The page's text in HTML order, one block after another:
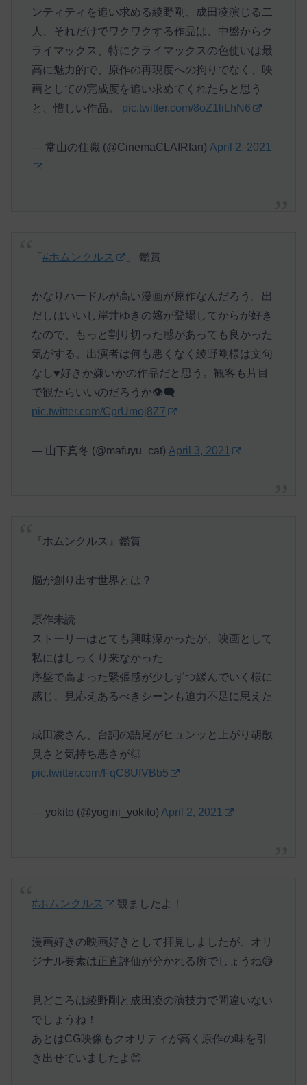
ンティティを追い求める綾野剛、成田凌演じる二
人、それだけでワクワクする作品は、中盤からク
ライマックス、特にクライマックスの色使いは最
高に魅力的で、原作の再現度への拘りでなく、映
画としての完成度を追い求めてくれたらと思う
と、惜しい作品。 pic.twitter.com/8oZ1liLhN6
— 常山の住職 (@CinemaCLAIRfan) April 2, 2021
「 #ホムンクルス 」 鑑賞
かなりハードルが高い漫画が原作なんだろう。出
だしはいいし岸井ゆきの嬢が登場してからが好き
なので、もっと割り切った感があっても良かった
気がする。出演者は何も悪くなく綾野剛様は文句
なし♥️好きか嫌いかの作品だと思う。観客も片目
で観たらいいのだろうか👁‍🗨
pic.twitter.com/CprUmoj8Z7
— 山下真冬 (@mafuyu_cat) April 3, 2021
『ホムンクルス』鑑賞
脳が創り出す世界とは？
原作未読
ストーリーはとても興味深かったが、映画として
私にはしっくり来なかった
序盤で高まった緊張感が少しずつ緩んでいく様に
感じ、見応えあるべきシーンも迫力不足に思えた
成田凌さん、台詞の語尾がヒュンッと上がり胡散
臭さと気持ち悪さが◎
pic.twitter.com/FqC8UfVBb5
— yokito (@yogini_yokito) April 2, 2021
#ホムンクルス 観ましたよ！
漫画好きの映画好きとして拝見しましたが、オリ
ジナル要素は正直評価が分かれる所でしょうね😅
見どころは綾野剛と成田凌の演技力で間違いない
でしょうね！
あとはCG映像もクオリティが高く原作の味を引
き出せていましたよ😊